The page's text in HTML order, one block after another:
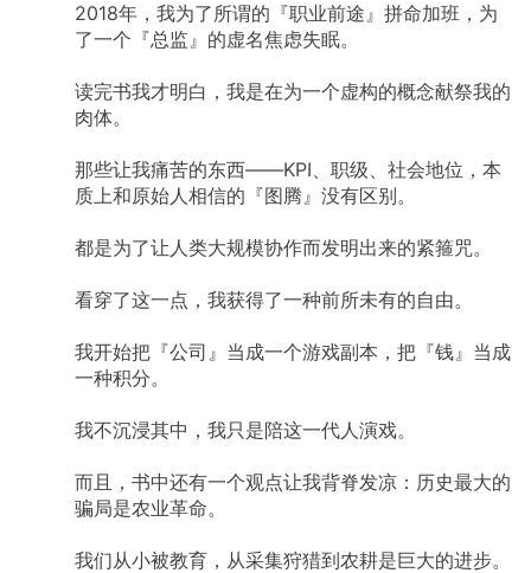
2018年，我为了所谓的『职业前途』拼命加班，为
了一个『总监』的虚名焦虑失眠。
读完书我才明白，我是在为一个虚构的概念献祭我的
肉体。
那些让我痛苦的东西——KPI、职级、社会地位，本
质上和原始人相信的『图腾』没有区别。
都是为了让人类大规模协作而发明出来的紧箍咒。
看穿了这一点，我获得了一种前所未有的自由。
我开始把『公司』当成一个游戏副本，把『钱』当成
一种积分。
我不沉浸其中，我只是陪这一代人演戏。
而且，书中还有一个观点让我背脊发凉：历史最大的
骗局是农业革命。
我们从小被教育，从采集狩猎到农耕是巨大的进步。